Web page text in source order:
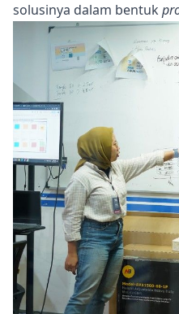
solusinya dalam bentuk